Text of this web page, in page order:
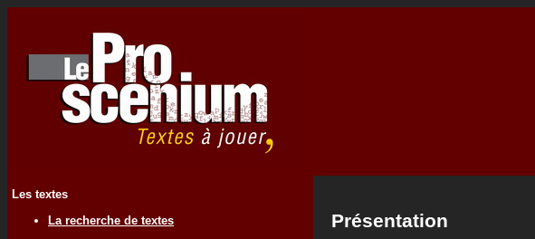
Les textes
La recherche de textes
Présentation